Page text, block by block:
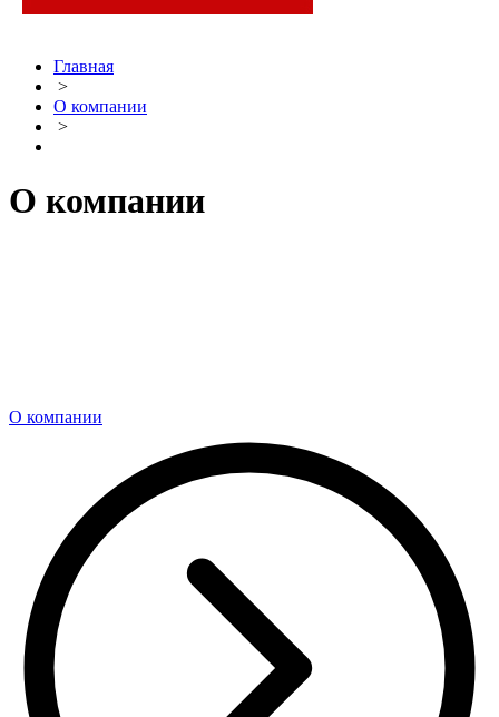
Главная
>
О компании
>
О компании
О компании